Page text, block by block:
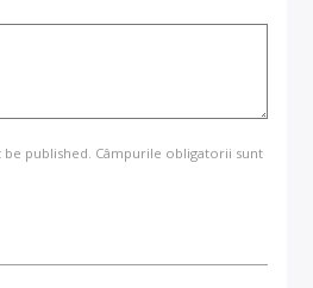
published. Câmpurile obligatorii sunt